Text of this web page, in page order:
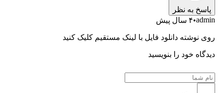
به نظر
۴ سال پیش
دانلود فایل با لینک مستقیم کلیک کنید
خود را بنویسید